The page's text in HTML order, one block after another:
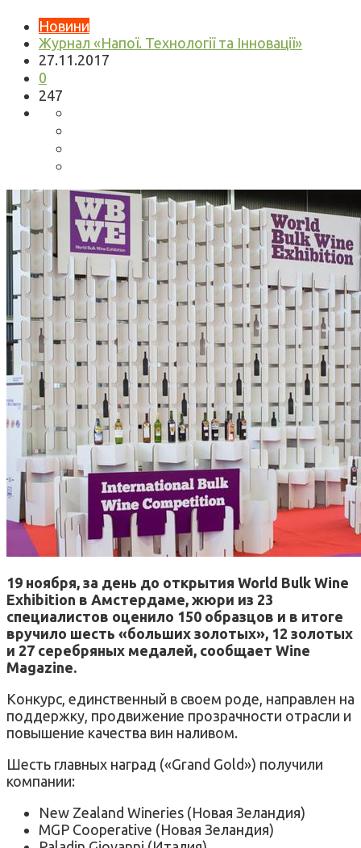
Новини
Журнал «Напої. Технології та Інновації»
27.11.2017
0
247
19 ноября, за день до открытия World Bulk Wine
Exhibition в Амстердаме, жюри из 23
специалистов оценило 150 образцов и в итоге
вручило шесть «больших золотых», 12 золотых
и 27 серебряных медалей, сообщает Wine
Magazine.
Конкурс, единственный в своем роде, направлен на
поддержку, продвижение прозрачности отрасли и
повышение качества вин наливом.
Шесть главных наград («Grand Gold») получили
компании:
New Zealand Wineries (Новая Зеландия)
MGP Cooperative (Новая Зеландия)